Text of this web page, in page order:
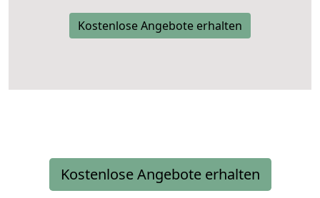
Kostenlose Angebote erhalten
Kostenlose Angebote erhalten